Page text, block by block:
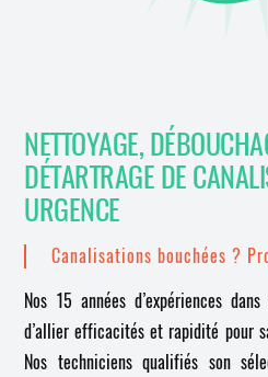
NETTOYAGE,
DÉTARTRAGE DE
URGENCE
Canalisations bouchées ?
Nos 15 années d’expériences
d’allier efficacités et rapidité pour
Nos techniciens qualifiés son